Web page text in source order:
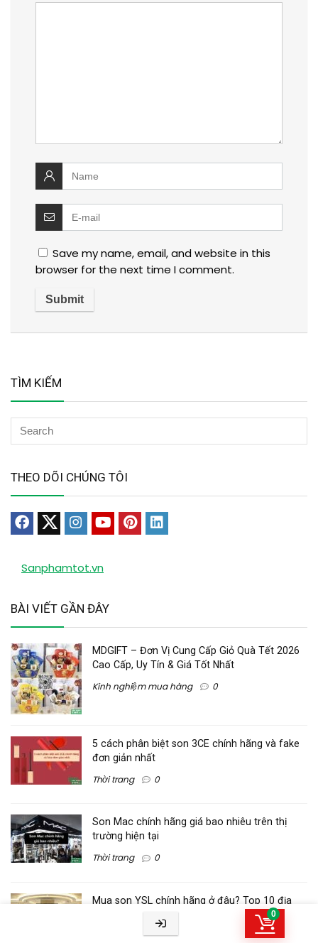
0
Save my name, email, and website in this
browser for the next time I comment.
TÌM KIẾM
THEO DÕI CHÚNG TÔI
Sanphamtot.vn
BÀI VIẾT GẦN ĐÂY
MDGIFT – Đơn Vị Cung Cấp Giỏ Quà Tết 2026
Cao Cấp, Uy Tín & Giá Tốt Nhất
Kinh nghiệm mua hàng 0
5 cách phân biệt son 3CE chính hãng và fake
đơn giản nhất
Thời trang 0
Son Mac chính hãng giá bao nhiêu trên thị
trường hiện tại
Thời trang 0
Mua son YSL chính hãng ở đâu? Top 10 địa
chỉ mua son YSL uy tín
0